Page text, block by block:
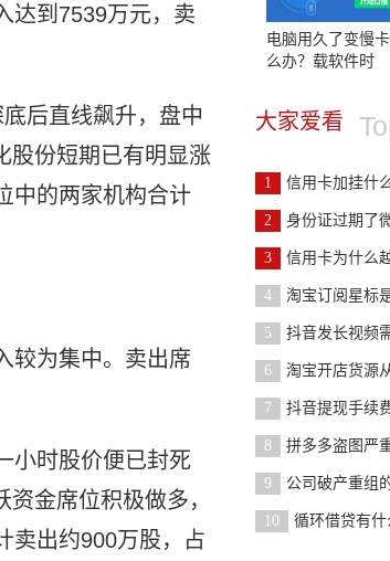
达到7539万元，卖
后直线飙升，盘中
股份短期已有明显涨
中的两家机构合计
较为集中。卖出席
小时股价便已封死
金席位积极做多，
卖出约900万股，占
电脑用久了变慢
么办？载软件时
大家爱看
1 信用卡加挂什么
2 身份证过期了微信
3 信用卡为什么越
4 淘宝订阅星标是
5 抖音发长视频需
6 淘宝开店货源
7 抖音提现手续
8 拼多多盗图严
9 公司破产重组的债
10 循环借贷有什么